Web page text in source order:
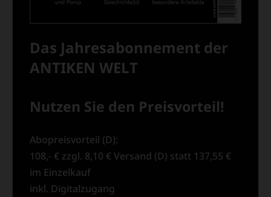
Das Jahresabonnement der
ANTIKEN WELT
Nutzen Sie den Preisvorteil!
Abopreisvorteil (D):
108,- € zzgl. 8,10 € Versand (D) statt 137,55 €
im Einzelkauf
inkl. Digitalzugang